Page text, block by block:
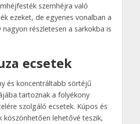
szemhéjra való
ezeket, de egyenes vonalban a
nagyon részletesen a sarkokba is
ecsetek
és koncentráltabb sörtéjű
tartoznak a folyékony
szolgáló ecsetek. Kúpos és
köszönhetően lehetővé teszik,